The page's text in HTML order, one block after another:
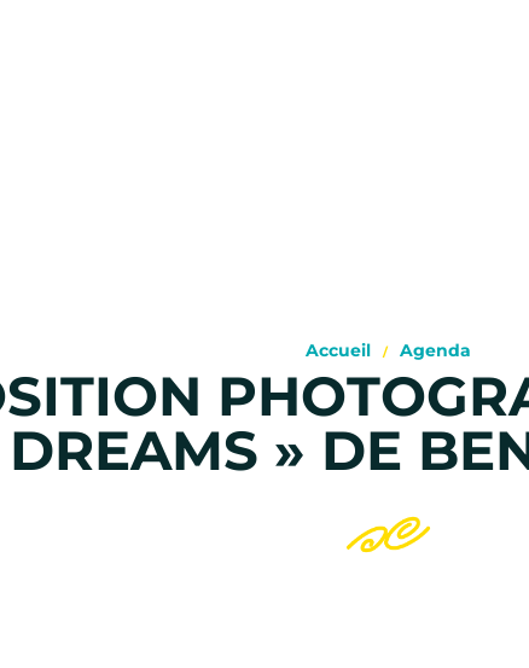
Accueil Agenda
DREAMS » DE